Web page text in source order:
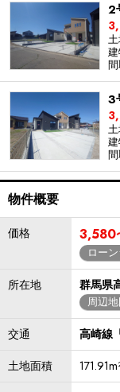
2
3
物件概要
価格 3,580
ロー
所在地 群馬県
周辺
交通
高崎線
土地面積